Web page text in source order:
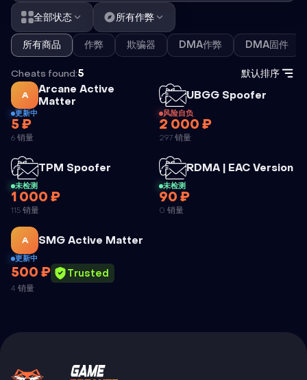
全部状态 所有作弊
所有商品 作弊 欺骗器 DMA作弊 DMA固件
Cheats found:5 默认排序
A
Arcane Active
Matter
更新中
5 ₽
6 销量
UBGG Spoofer
UBGG
风险自负
2 000 ₽
297 销量
TPM Spoofer
TPM
SPOOFER
未检测
1 000 ₽
115 销量
RDMA | EAC Version外
RDMA | EAC
未检测
90 ₽
0 销量
A SMG Active Matter
SMG ACTIVE
MATTER
更新中
500 ₽ Trusted
4 销量